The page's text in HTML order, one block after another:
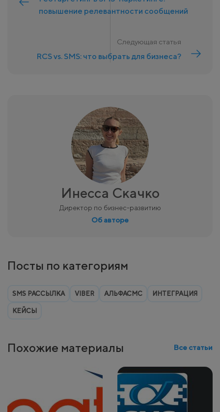
повышение релевантности сообщений
Следующая статья
RCS vs. SMS: что выбрать для бизнеса?
Инесса Скачко
Директор по бизнес-развитию
Об авторе
Посты по категориям
SMS РАССЫЛКА VIBER АЛЬФАСМС ИНТЕГРАЦИЯ
КЕЙСЫ
Похожие материалы Все статьи